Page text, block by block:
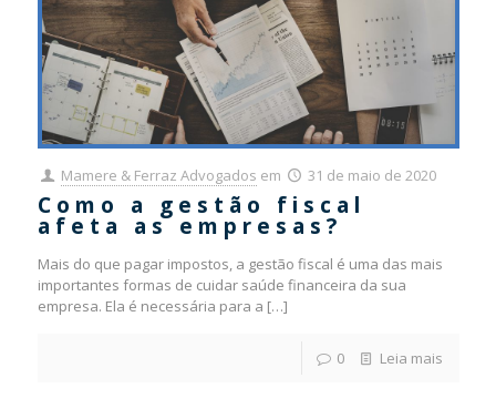
Mamere & Ferraz Advogados em 31 de maio de 2020
Como a gestão fiscal
afeta as empresas?
Mais do que pagar impostos, a gestão fiscal é uma das mais
importantes formas de cuidar saúde financeira da sua
empresa. Ela é necessária para a […]
0 Leia mais